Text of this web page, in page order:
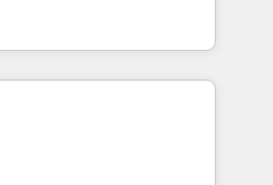
we deliver scalable
RevOps challenges.